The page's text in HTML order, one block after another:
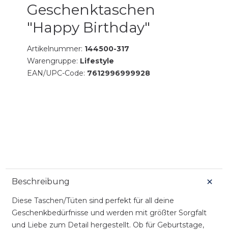
Geschenktaschen
"Happy Birthday"
Artikelnummer: 144500-317
Warengruppe: Lifestyle
EAN/UPC-Code: 7612996999928
Beschreibung
Diese Taschen/Tüten sind perfekt für all deine
Geschenkbedürfnisse und werden mit größter Sorgfalt
und Liebe zum Detail hergestellt. Ob für Geburtstage,